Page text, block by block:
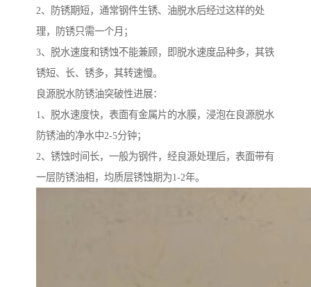
2、防锈期短，通常钢件生锈、油脱水后经过这样的处
理，防锈只需一个月；
3、脱水速度和锈蚀不能兼顾，即脱水速度品种多，其铁
锈短、长、锈多，其转速慢。
良源脱水防锈油突破性进展：
1、脱水速度快，表面有金属片的水膜，浸泡在良源脱水
防锈油的净水中2-5分钟；
2、锈蚀时间长，一般为钢件，经良源处理后，表面带有
一层防锈油相，均质层锈蚀期为1-2年。